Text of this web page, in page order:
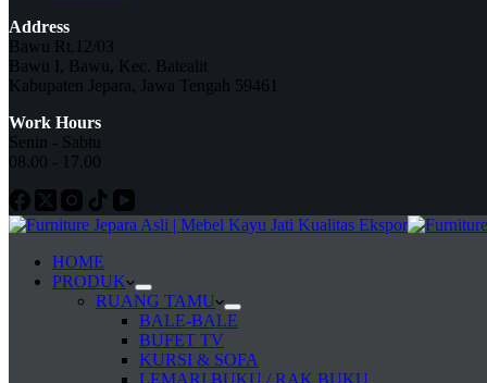
Address
Bawu Rt.12/03
Bawu I, Bawu, Kec. Batealit
Kabupaten Jepara, Jawa Tengah 59461
Work Hours
Senin - Sabtu
08.00 - 17.00
HOME
PRODUK
RUANG TAMU
BALE-BALE
BUFET TV
KURSI & SOFA
LEMARI BUKU / RAK BUKU